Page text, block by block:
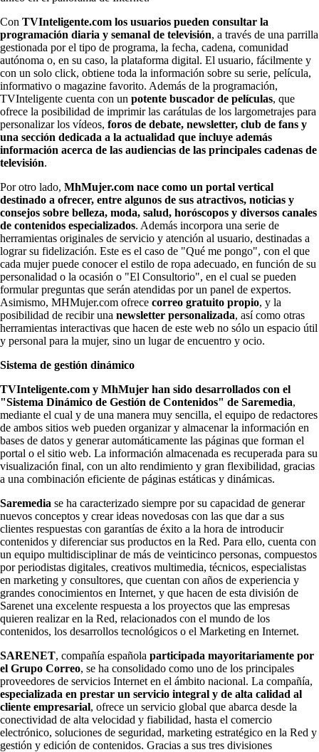
Con TVInteligente.com los usuarios pueden consultar la
programación diaria y semanal de televisión, a través de una parrilla
gestionada por el tipo de programa, la fecha, cadena, comunidad
autónoma o, en su caso, la plataforma digital. El usuario, fácilmente y
con un solo click, obtiene toda la información sobre su serie, película,
informativo o magazine favorito. Además de la programación,
TVInteligente cuenta con un potente buscador de películas, que
ofrece la posibilidad de imprimir las carátulas de los largometrajes para
personalizar los vídeos, foros de debate, newsletter, club de fans y
una sección dedicada a la actualidad que incluye además
información acerca de las audiencias de las principales cadenas de
televisión.
Por otro lado, MhMujer.com nace como un portal vertical
destinado a ofrecer, entre algunos de sus atractivos, noticias y
consejos sobre belleza, moda, salud, horóscopos y diversos canales
de contenidos especializados. Además incorpora una serie de
herramientas originales de servicio y atención al usuario, destinadas a
lograr su fidelización. Este es el caso de "Qué me pongo", con el que
cada mujer puede conocer el estilo de ropa adecuado, en función de su
personalidad o la ocasión o "El Consultorio", en el cual se pueden
formular preguntas que serán atendidas por un panel de expertos.
Asimismo, MHMujer.com ofrece correo gratuito propio, y la
posibilidad de recibir una newsletter personalizada, así como otras
herramientas interactivas que hacen de este web no sólo un espacio útil
y personal para la mujer, sino un lugar de encuentro y ocio.
Sistema de gestión dinámico
TVInteligente.com y MhMujer han sido desarrollados con el
"Sistema Dinámico de Gestión de Contenidos" de Saremedia,
mediante el cual y de una manera muy sencilla, el equipo de redactores
de ambos sitios web pueden organizar y almacenar la información en
bases de datos y generar automáticamente las páginas que forman el
portal o el sitio web. La información almacenada es recuperada para su
visualización final, con un alto rendimiento y gran flexibilidad, gracias
a una combinación eficiente de páginas estáticas y dinámicas.
Saremedia se ha caracterizado siempre por su capacidad de generar
nuevos conceptos y crear ideas novedosas con las que dar a sus
clientes respuestas con garantías de éxito a la hora de introducir
contenidos y diferenciar sus productos en la Red. Para ello, cuenta con
un equipo multidisciplinar de más de veinticinco personas, compuestos
por periodistas digitales, creativos multimedia, técnicos, especialistas
en marketing y consultores, que cuentan con años de experiencia y
grandes conocimientos en Internet, y que hacen de esta división de
Sarenet una excelente respuesta a los proyectos que las empresas
quieren realizar en la Red, relacionados con el mundo de los
contenidos, los desarrollos tecnológicos o el Marketing en Internet.
SARENET, compañía española participada mayoritariamente por
el Grupo Correo, se ha consolidado como uno de los principales
proveedores de servicios Internet en el ámbito nacional. La compañía,
especializada en prestar un servicio integral y de alta calidad al
cliente empresarial, ofrece un servicio global que abarca desde la
conectividad de alta velocidad y fiabilidad, hasta el comercio
electrónico, soluciones de seguridad, marketing estratégico en la Red y
gestión y edición de contenidos. Gracias a sus tres divisiones